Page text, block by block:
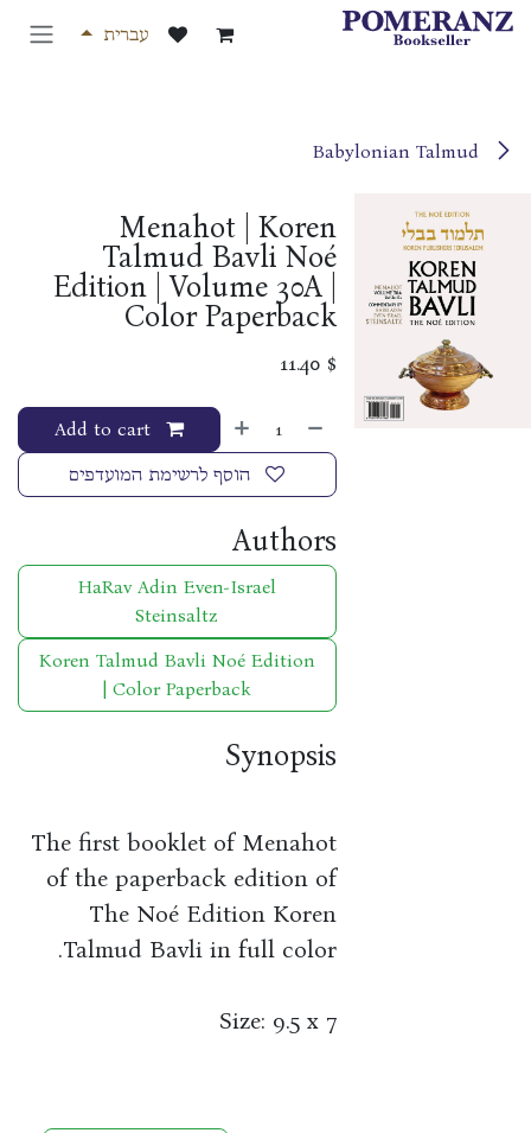
דלג לתוכן
עברית
Menahot | Koren
Talmud Bavli Noé
Edition | Volume 30A |
Color Paperback
$
11.40
הוסף לרשימת המועדפים
Authors
HaRav Adin Even-Israel
Steinsaltz
Koren Talmud Bavli Noé Edition
| Color Paperback
Synopsis
The first booklet of Menahot
of the paperback edition of
The Noé Edition Koren
Talmud Bavli in full color.
Size: 9.5 x 7